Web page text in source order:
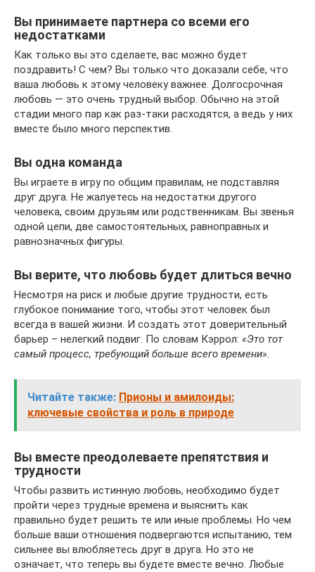
Вы принимаете партнера со всеми его
недостатками
Как только вы это сделаете, вас можно будет
поздравить! С чем? Вы только что доказали себе, что
ваша любовь к этому человеку важнее. Долгосрочная
любовь — это очень трудный выбор. Обычно на этой
стадии много пар как раз-таки расходятся, а ведь у них
вместе было много перспектив.
Вы одна команда
Вы играете в игру по общим правилам, не подставляя
друг друга. Не жалуетесь на недостатки другого
человека, своим друзьям или родственникам. Вы звенья
одной цепи, две самостоятельных, равноправных и
равнозначных фигуры.
Вы верите, что любовь будет длиться вечно
Несмотря на риск и любые другие трудности, есть
глубокое понимание того, чтобы этот человек был
всегда в вашей жизни. И создать этот доверительный
барьер – нелегкий подвиг. По словам Кэррол: «Это тот
самый процесс, требующий больше всего времени».
Читайте также: Прионы и амилоиды:
ключевые свойства и роль в природе
Вы вместе преодолеваете препятствия и
трудности
Чтобы развить истинную любовь, необходимо будет
пройти через трудные времена и выяснить как
правильно будет решить те или иные проблемы. Но чем
больше ваши отношения подвергаются испытанию, тем
сильнее вы влюбляетесь друг в друга. Но это не
означает, что теперь вы будете вместе вечно. Любые